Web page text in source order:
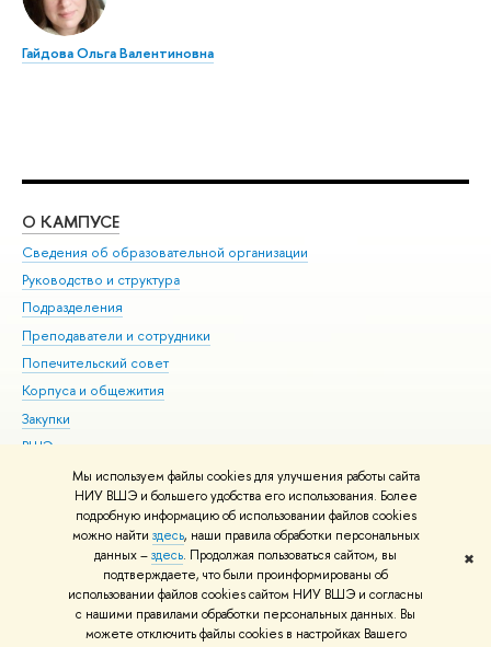
Мы используем файлы cookies для улучшения работы сайта
НИУ ВШЭ и большего удобства его использования. Более
подробную информацию об использовании файлов cookies
можно найти здесь, наши правила обработки персональных
данных –здесь. Продолжая пользоваться сайтом, вы
подтверждаете, что были проинформированы об
использовании файлов cookies сайтом НИУ ВШЭ и согласны
с нашими правилами обработки персональных данных. Вы
можете отключить файлы cookies в настройках Вашего
✖
Гайдова Ольга Валентиновна
О КАМПУСЕ
Сведения об образовательной организации
Руководство и структура
Подразделения
Преподаватели и сотрудники
Попечительский совет
Корпуса и общежития
Закупки
ВШЭ для студентов с ограниченными возможностями
здоровья и инвалидностью
Версия для слабовидящих
Единая платежная страница
© НИУ ВШЭ 1993–2026 Адреса и контакты Условия использования
материалов Политика конфиденциальности Карта сайта
Шрифты HSE Sans и HSE Slab разработаны вШколе дизайна НИУ ВШЭ